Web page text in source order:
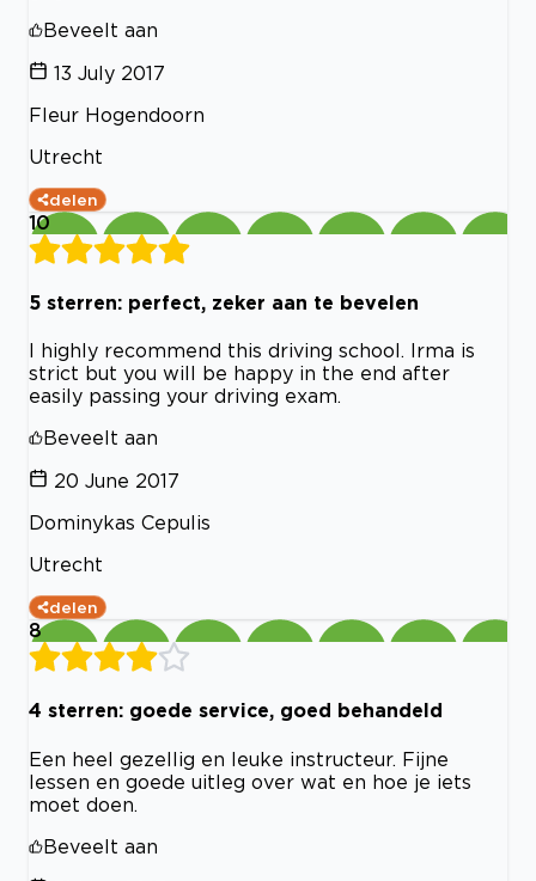
Beveelt aan
13 July 2017
Fleur Hogendoorn
Utrecht
delen
10
5 sterren: perfect, zeker aan te bevelen
I highly recommend this driving school. Irma is
strict but you will be happy in the end after
easily passing your driving exam.
Beveelt aan
20 June 2017
Dominykas Cepulis
Utrecht
delen
8
4 sterren: goede service, goed behandeld
Een heel gezellig en leuke instructeur. Fijne
lessen en goede uitleg over wat en hoe je iets
moet doen.
Beveelt aan